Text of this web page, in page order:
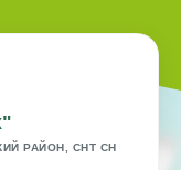
РАЙОН, СНТ СН